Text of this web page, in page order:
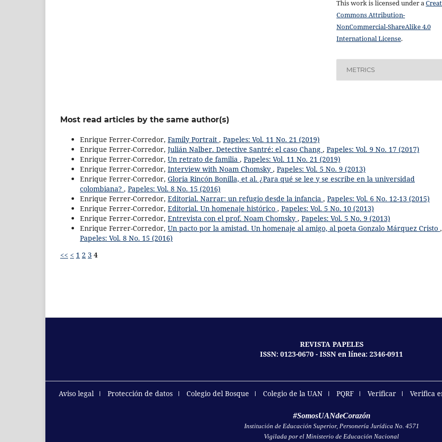
This work is licensed under a
Commons Attribution-
NonCommercial-ShareAlike 4.0
International License.
METRICS
Most read articles by the same author(s)
Enrique Ferrer-Corredor, Family Portrait , Papeles: Vol. 11 No. 21 (2019)
Enrique Ferrer-Corredor, Julián Nalber. Detective Santré: el caso Chang , Papeles: Vol. 9 No. 17 (2017)
Enrique Ferrer-Corredor, Un retrato de familia , Papeles: Vol. 11 No. 21 (2019)
Enrique Ferrer-Corredor, Interview with Noam Chomsky , Papeles: Vol. 5 No. 9 (2013)
Enrique Ferrer-Corredor, Gloria Rincón Bonilla, et al. ¿Para qué se lee y se escribe en la universidad
colombiana? , Papeles: Vol. 8 No. 15 (2016)
Enrique Ferrer-Corredor, Editorial. Narrar: un refugio desde la infancia , Papeles: Vol. 6 No. 12-13 (2015)
Enrique Ferrer-Corredor, Editorial. Un homenaje histórico , Papeles: Vol. 5 No. 10 (2013)
Enrique Ferrer-Corredor, Entrevista con el prof. Noam Chomsky , Papeles: Vol. 5 No. 9 (2013)
Enrique Ferrer-Corredor, Un pacto por la amistad. Un homenaje al amigo, al poeta Gonzalo Márquez Cristo ,
Papeles: Vol. 8 No. 15 (2016)
<< < 1 2 3 4
REVISTA PAPELES
ISSN: 0123-0670 - ISSN en línea: 2346-0911
Aviso legal Protección de datos Colegio del Bosque Colegio de la UAN PQRF Verificar Verifica
#SomosUANdeCorazón
Institución de Educación Superior, Personería Jurídica No. 4571
Vigilada por el Ministerio de Educación Nacional